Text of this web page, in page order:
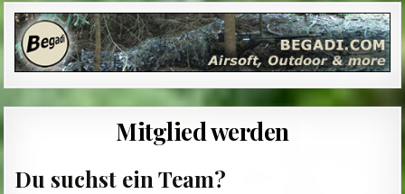
Mitglied werden
Du suchst ein Team?